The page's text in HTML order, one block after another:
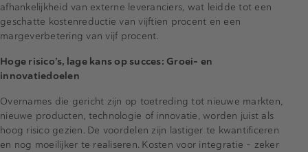
afhankelijkheid van externe leveranciers, wat leidde tot een
geschatte kostenreductie van vijftien procent en een
margeverbetering van vijf procent.
Hoge risico’s, lage kans op succes: Groei- en
innovatiedoelen
Overnames die gericht zijn op toetreding tot nieuwe markten,
nieuwe producten, technologie of innovatie, worden juist als
hoog risico gezien. De voordelen zijn lastiger te kwantificeren
en nog moeilijker te realiseren. Kosten voor integratie – zeker